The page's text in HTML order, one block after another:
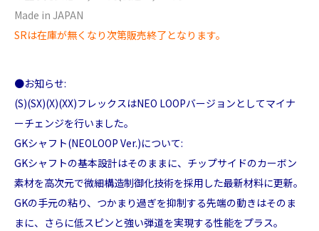
Made in JAPAN
SRは在庫が無くなり次第販売終了となります。
●お知らせ:
(S)(SX)(X)(XX)フレックスはNEO LOOPバージョンとしてマイナ
ーチェンジを行いました。
GKシャフト(NEOLOOP Ver.)について:
GKシャフトの基本設計はそのままに、チップサイドのカーボン
素材を高次元で微細構造制御化技術を採用した最新材料に更新。
GKの手元の粘り、つかまり過ぎを抑制する先端の動きはそのま
まに、さらに低スピンと強い弾道を実現する性能をプラス。